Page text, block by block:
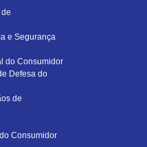
e Segurança
do Consumidor
Defesa do
de
Consumidor